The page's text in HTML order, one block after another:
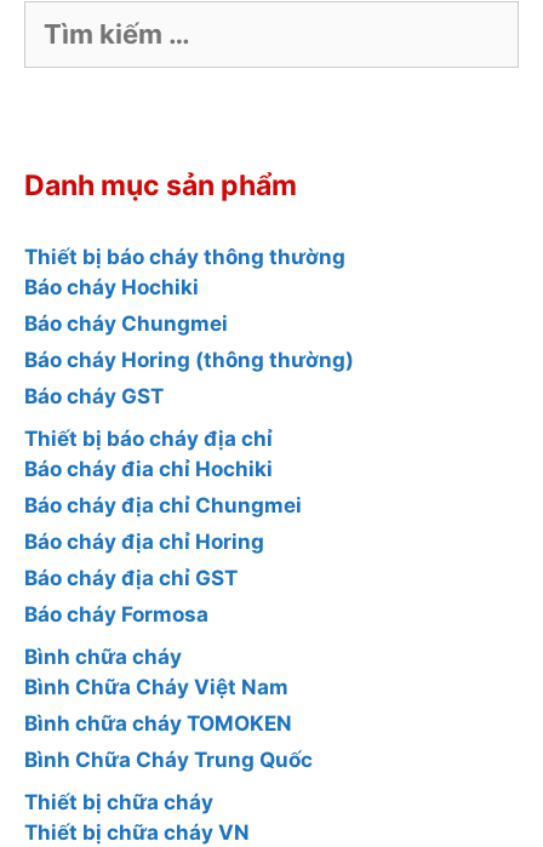
kiếm
cho:
Danh mục sản phẩm
Thiết bị báo cháy thông thường
Báo cháy Hochiki
Báo cháy Chungmei
Báo cháy Horing (thông thường)
Báo cháy GST
Thiết bị báo cháy địa chỉ
Báo cháy đia chỉ Hochiki
Báo cháy địa chỉ Chungmei
Báo cháy địa chỉ Horing
Báo cháy địa chỉ GST
Báo cháy Formosa
Bình chữa cháy
Bình Chữa Cháy Việt Nam
Bình chữa cháy TOMOKEN
Bình Chữa Cháy Trung Quốc
Thiết bị chữa cháy
Thiết bị chữa cháy VN